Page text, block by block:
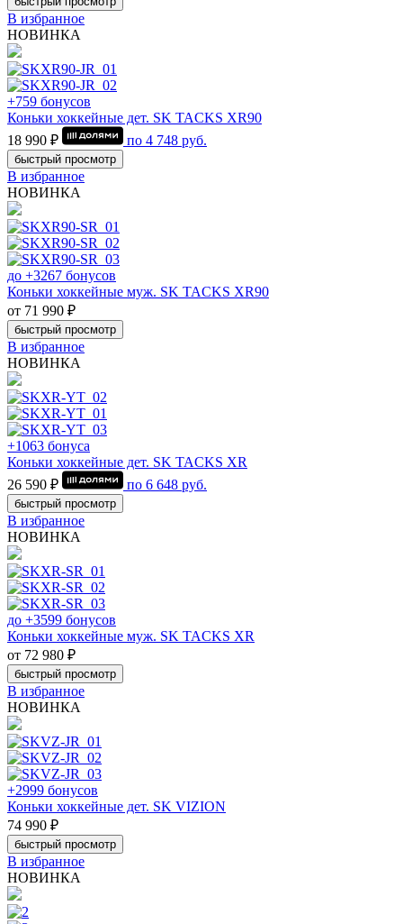
В избранное
НОВИНКА
+759 бонусов
Коньки хоккейные дет. SK TACKS XR90
18 990 ₽
по 4 748 руб.
быстрый просмотр
В избранное
НОВИНКА
до +3267 бонусов
Коньки хоккейные муж. SK TACKS XR90
от 71 990 ₽
быстрый просмотр
В избранное
НОВИНКА
+1063 бонуса
Коньки хоккейные дет. SK TACKS XR
26 590 ₽
по 6 648 руб.
быстрый просмотр
В избранное
НОВИНКА
до +3599 бонусов
Коньки хоккейные муж. SK TACKS XR
от 72 980 ₽
быстрый просмотр
В избранное
НОВИНКА
+2999 бонусов
Коньки хоккейные дет. SK VIZION
74 990 ₽
быстрый просмотр
В избранное
НОВИНКА